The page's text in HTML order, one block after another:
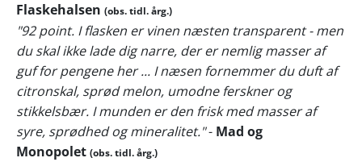
Flaskehalsen (obs. tidl. årg.)
"92 point. I flasken er vinen næsten transparent - men
du skal ikke lade dig narre, der er nemlig masser af
guf for pengene her ... I næsen fornemmer du duft af
citronskal, sprød melon, umodne ferskner og
stikkelsbær. I munden er den frisk med masser af
syre, sprødhed og mineralitet."- Mad og
Monopolet (obs. tidl. årg.)